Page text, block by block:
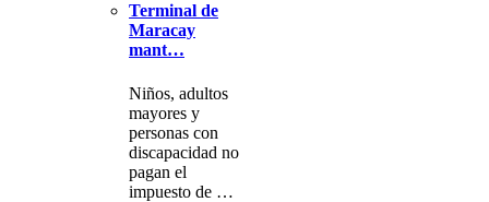
Terminal de
Maracay
mant…
Niños, adultos
mayores y
personas con
discapacidad no
pagan el
impuesto de …